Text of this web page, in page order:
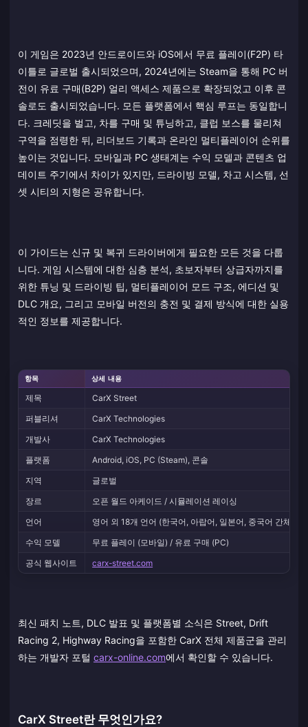
이 게임은 2023년 안드로이드와 iOS에서 무료 플레이(F2P) 타
이틀로 글로벌 출시되었으며, 2024년에는 Steam을 통해 PC 버
전이 유료 구매(B2P) 얼리 액세스 제품으로 확장되었고 이후 콘
솔로도 출시되었습니다. 모든 플랫폼에서 핵심 루프는 동일합니
다. 크레딧을 벌고, 차를 구매 및 튜닝하고, 클럽 보스를 물리쳐
구역을 점령한 뒤, 리더보드 기록과 온라인 멀티플레이어 순위를
높이는 것입니다. 모바일과 PC 생태계는 수익 모델과 콘텐츠 업
데이트 주기에서 차이가 있지만, 드라이빙 모델, 차고 시스템, 선
셋 시티의 지형은 공유합니다.
이 가이드는 신규 및 복귀 드라이버에게 필요한 모든 것을 다룹
니다. 게임 시스템에 대한 심층 분석, 초보자부터 상급자까지를
위한 튜닝 및 드라이빙 팁, 멀티플레이어 모드 구조, 에디션 및
DLC 개요, 그리고 모바일 버전의 충전 및 결제 방식에 대한 실용
적인 정보를 제공합니다.
항목 상세 내용
제목
CarX Street
퍼블리셔
CarX Technologies
개발사
CarX Technologies
플랫폼
Android, iOS, PC (Steam), 콘솔
지역
글로벌
장르
오픈 월드 아케이드 / 시뮬레이션 레이싱
언어
영어 외 18개 언어 (한국어, 아랍어, 일본어, 중국어 간체/
수익 모델
무료 플레이 (모바일) / 유료 구매 (PC)
공식 웹사이트
carx-street.com
최신 패치 노트, DLC 발표 및 플랫폼별 소식은 Street, Drift
Racing 2, Highway Racing을 포함한 CarX 전체 제품군을 관리
하는 개발자 포털 carx-online.com에서 확인할 수 있습니다.
CarX Street란 무엇인가요?